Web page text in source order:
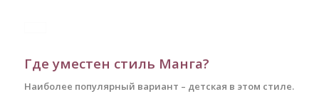
Где уместен стиль Манга?
Наиболее популярный вариант – детская в этом стиле.